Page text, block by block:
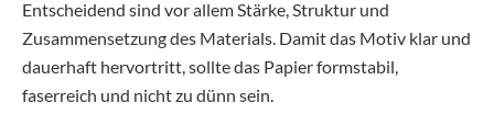
Entscheidend sind vor allem Stärke, Struktur und
Zusammensetzung des Materials. Damit das Motiv klar und
dauerhaft hervortritt, sollte das Papier formstabil,
faserreich und nicht zu dünn sein.